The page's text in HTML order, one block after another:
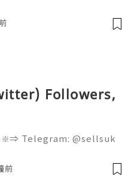
and online a
Followers,
Telegram: @sellsuk
platforms serve as
前